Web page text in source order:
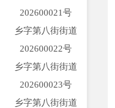
202600021号
乡字第八街街道
202600022号
乡字第八街街道
202600023号
乡字第八街街道